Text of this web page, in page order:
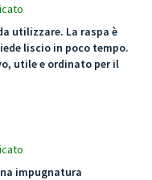
utilizzare. La raspa è
liscio in poco tempo.
utile e ordinato per il
impugnatura